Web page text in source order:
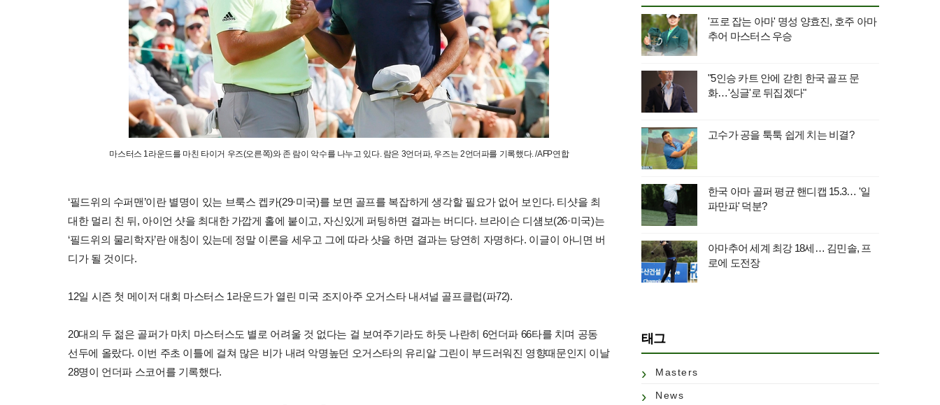
마스터스 1라운드를 마친 타이거 우즈(오른쪽)와 존 람이 악수를 나누고 있다. 람은 3언더파, 우즈는 2언더파를 기록했다. /AFP연합
‘필드위의 수퍼맨’이란 별명이 있는 브룩스 켑카(29·미국)를 보면 골프를 복잡하게 생각할 필요가 없어 보인다. 티샷을 최
대한 멀리 친 뒤, 아이언 샷을 최대한 가깝게 홀에 붙이고, 자신있게 퍼팅하면 결과는 버디다. 브라이슨 디섐보(26·미국)는
‘필드위의 물리학자’란 애칭이 있는데 정말 이론을 세우고 그에 따라 샷을 하면 결과는 당연히 자명하다. 이글이 아니면 버
디가 될 것이다.
12일 시즌 첫 메이저 대회 마스터스 1라운드가 열린 미국 조지아주 오거스타 내셔널 골프클럽(파72).
20대의 두 젊은 골퍼가 마치 마스터스도 별로 어려울 것 없다는 걸 보여주기라도 하듯 나란히 6언더파 66타를 치며 공동
선두에 올랐다. 이번 주초 이틀에 걸쳐 많은 비가 내려 악명높던 오거스타의 유리알 그린이 부드러워진 영향때문인지 이날
28명이 언더파 스코어를 기록했다.
'프로 잡는 아마' 명성 양효진, 호주 아마
추어 마스터스 우승
"5인승 카트 안에 갇힌 한국 골프 문
화…'싱글'로 뒤집겠다"
고수가 공을 툭툭 쉽게 치는 비결?
한국 아마 골퍼 평균 핸디캡 15.3… '일
파만파' 덕분?
아마추어 세계 최강 18세… 김민솔, 프
로에 도전장
태그
Masters
News